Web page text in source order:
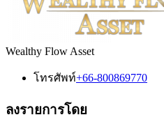
Wealthy Flow Asset
โทรศัพท์+66-800869770
ลงรายการโดย